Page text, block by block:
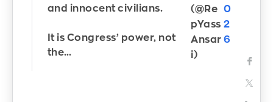
and innocent civilians.
It is Congress’ power, not
the…
(@Re
pYass
Ansar
i)
0
2
6